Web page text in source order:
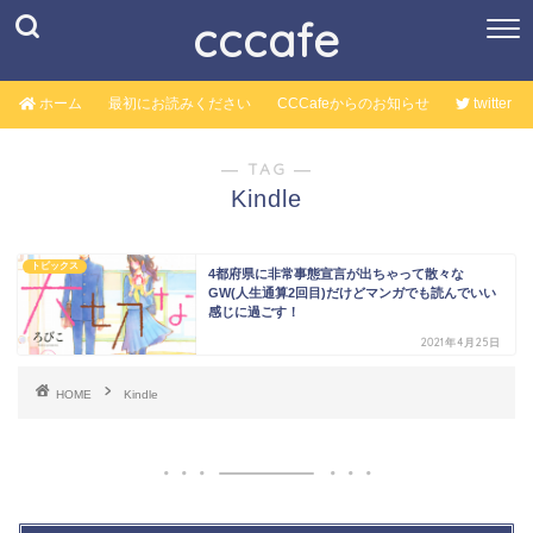
cccafe
ホーム 最初にお読みください CCCafeからのお知らせ twitter
― TAG ―
Kindle
トピックス
4都府県に非常事態宣言が出ちゃって散々な
GW(人生通算2回目)だけどマンガでも読んでいい
感じに過ごす！
2021年4月25日
HOME Kindle